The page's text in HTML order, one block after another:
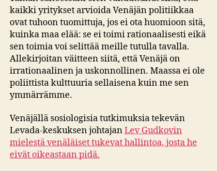
kaikki yritykset arvioida Venäjän politiikkaa
ovat tuhoon tuomittuja, jos ei ota huomioon sitä,
kuinka maa elää: se ei toimi rationaalisesti eikä
sen toimia voi selittää meille tutulla tavalla.
Allekirjoitan väitteen siitä, että Venäjä on
irrationaalinen ja uskonnollinen. Maassa ei ole
poliittista kulttuuria sellaisena kuin me sen
ymmärrämme.
Venäjällä sosiologisia tutkimuksia tekevän
Levada-keskuksen johtajanLev Gudkovin
mielestä venäläiset tukevat hallintoa, josta he
eivät oikeastaan pidä.